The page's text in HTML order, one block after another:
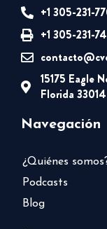
+1 305-231-
+1 305-231-
15175 Eagle
Florida 33014
Navegación
¿Quiénes
Podcasts
Blog